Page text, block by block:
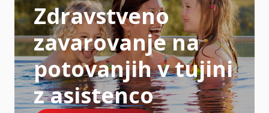
Zdravstveno
zavarovanje na
potovanjih v tujini
z asistenco